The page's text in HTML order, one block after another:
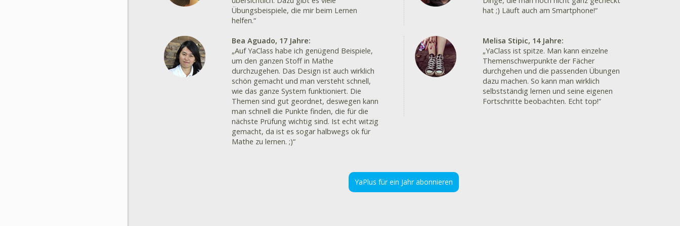
Übungsbeispiele, die mir beim Lernen
helfen.“
hat ;) Läuft auch am Smartphone!“
Bea Aguado, 17 Jahre:
„Auf YaClass habe ich genügend Beispiele,
um den ganzen Stoff in Mathe
durchzugehen. Das Design ist auch wirklich
schön gemacht und man versteht schnell,
wie das ganze System funktioniert. Die
Themen sind gut geordnet, deswegen kann
man schnell die Punkte finden, die für die
nächste Prüfung wichtig sind. Ist echt witzig
gemacht, da ist es sogar halbwegs ok für
Mathe zu lernen. ;)“
Melisa Stipic, 14 Jahre:
„YaClass ist spitze. Man kann einzelne
Themenschwerpunkte der Fächer
durchgehen und die passenden Übungen
dazu machen. So kann man wirklich
selbstständig lernen und seine eigenen
Fortschritte beobachten. Echt top!“
YaPlus für ein Jahr abonnieren